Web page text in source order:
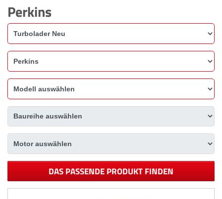
Perkins
DAS PASSENDE PRODUKT FINDEN